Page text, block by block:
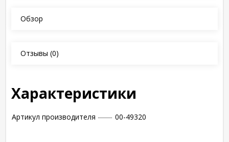
Обзор
Отзывы (0)
Характеристики
Артикул производителя 00-49320